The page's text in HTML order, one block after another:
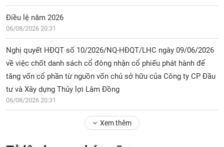
Điều lệ năm 2026
06/08/2026 20:31
Nghị quyết HĐQT số 10/2026/NQ-HĐQT/LHC ngày 09/06/2026
về việc chốt danh sách cổ đông nhận cổ phiếu phát hành để
tăng vốn cổ phần từ nguồn vốn chủ sở hữu của Công ty CP Đầu
tư và Xây dựng Thủy lợi Lâm Đồng
06/08/2026 20:31
Xem thêm